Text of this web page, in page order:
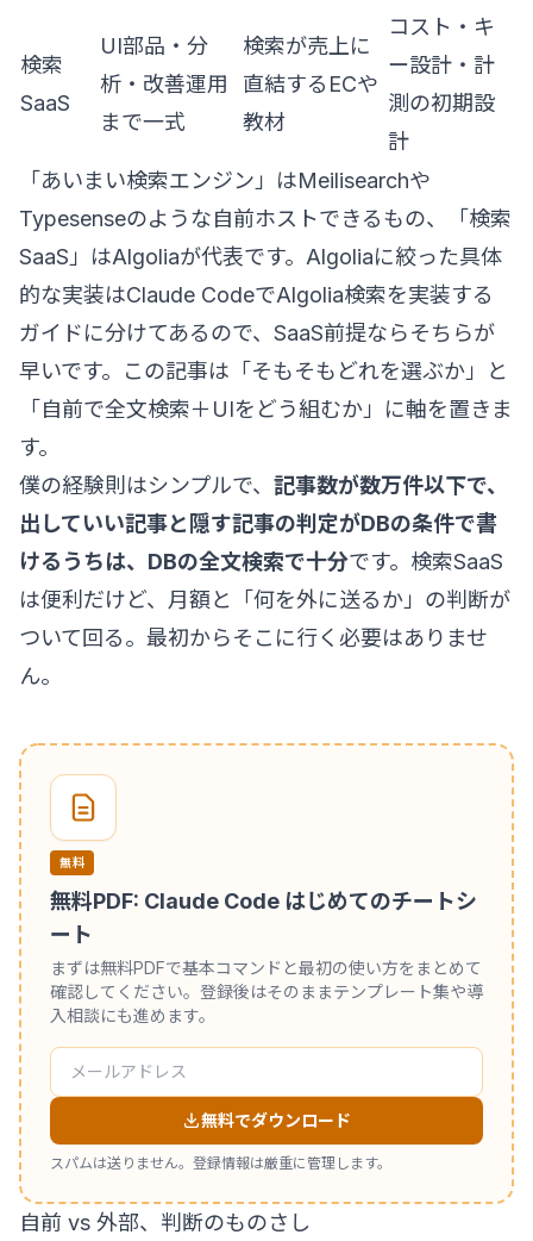
検索
SaaS
UI部品・分
析・改善運用
まで一式
検索が売上に
直結するECや
教材
コスト・キ
ー設計・計
測の初期設
計
「あいまい検索エンジン」はMeilisearchや
Typesenseのような自前ホストできるもの、「検索
SaaS」はAlgoliaが代表です。Algoliaに絞った具体
的な実装はClaude CodeでAlgolia検索を実装する
ガイドに分けてあるので、SaaS前提ならそちらが
早いです。この記事は「そもそもどれを選ぶか」と
「自前で全文検索＋UIをどう組むか」に軸を置きま
す。
僕の経験則はシンプルで、 記事数が数万件以下で、
出していい記事と隠す記事の判定がDBの条件で書
けるうちは、DBの全文検索で十分です。検索SaaS
は便利だけど、月額と「何を外に送るか」の判断が
ついて回る。最初からそこに行く必要はありませ
ん。
無料
無料PDF: Claude Code はじめてのチートシ
ート
まずは無料PDFで基本コマンドと最初の使い方をまとめて
確認してください。登録後はそのままテンプレート集や導
入相談にも進めます。
無料でダウンロード
スパムは送りません。登録情報は厳重に管理します。
自前 vs 外部、判断のものさし